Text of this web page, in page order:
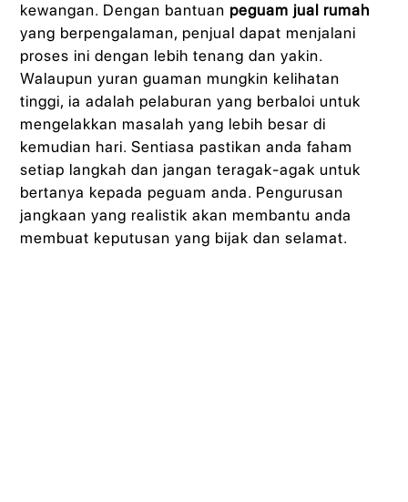
kewangan. Dengan bantuan peguam jual rumah
yang berpengalaman, penjual dapat menjalani
proses ini dengan lebih tenang dan yakin.
Walaupun yuran guaman mungkin kelihatan
tinggi, ia adalah pelaburan yang berbaloi untuk
mengelakkan masalah yang lebih besar di
kemudian hari. Sentiasa pastikan anda faham
setiap langkah dan jangan teragak-agak untuk
bertanya kepada peguam anda. Pengurusan
jangkaan yang realistik akan membantu anda
membuat keputusan yang bijak dan selamat.